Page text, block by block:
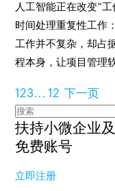
人工智能正在改变“
时间处理重复性工作
工作并不复杂，却占
程本身，让项目管理
123... 12 下一页
扶持小微企业
免费账号
立即注册